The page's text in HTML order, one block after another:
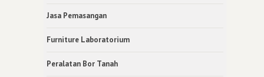
Jasa Pemasangan
Furniture Laboratorium
Peralatan Bor Tanah